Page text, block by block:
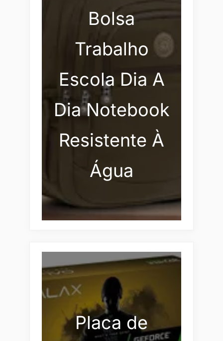
Bolsa
Trabalho
Escola Dia A
Dia Notebook
Resistente À
Água
Placa de